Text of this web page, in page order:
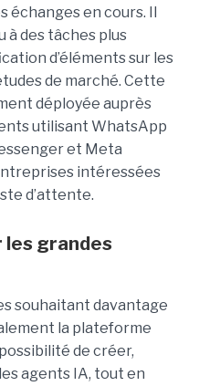
échanges en cours. Il
des tâches plus
d’éléments sur les
de marché. Cette
déployée auprès
utilisant WhatsApp
et Meta
intéressées
d’attente.
les grandes
souhaitant davantage
la plateforme
de créer,
agents IA, tout en